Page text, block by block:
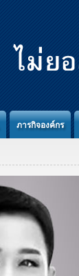
ภารกิจองค์กร